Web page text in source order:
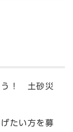
う！ 土砂災
たい方を募